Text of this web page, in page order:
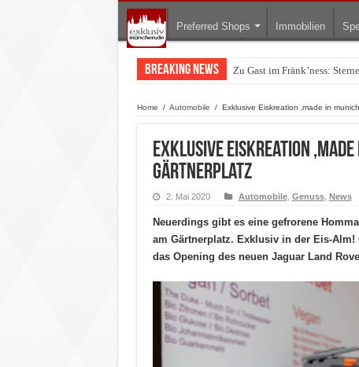
Preferred Shops Immobilien
Breaking News Zu Gast im Fränk’ness:
Warum München gerade
Home / Automobile / Exklusive Eiskreation ‚made in
Exklusive Eiskreation ‚made
Gärtnerplatz
2. Mai 2020 Automobile, Genuss, News
Neuerdings gibt es eine gefrorene
am Gärtnerplatz. Exklusiv in der Eis-Alm!
das Opening des neuen Jaguar Land